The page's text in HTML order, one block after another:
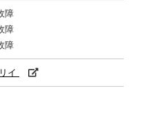
障
障
障
イ